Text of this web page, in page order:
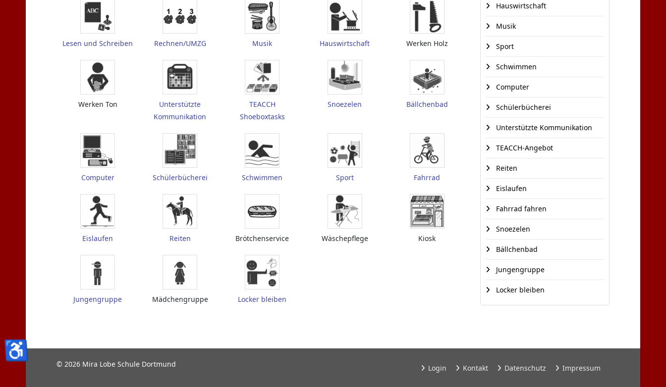
Lesen und Schreiben Rechnen/UMZG Musik Hauswirtschaft Werken Holz
Werken Ton
Unterstützte
Kommunikation
TEACCH
Shoeboxtasks
Snoezelen Bällchenbad
Computer Schülerbücherei Schwimmen Sport Fahrrad
Eislaufen Reiten Brötchenservice Wäschepflege Kiosk
Jungengruppe Mädchengruppe Locker bleiben
Hauswirtschaft
Musik
Sport
Schwimmen
Computer
Schülerbücherei
Unterstützte Kommunikation
TEACCH-Angebot
Reiten
Eislaufen
Fahrrad fahren
Snoezelen
Bällchenbad
Jungengruppe
Locker bleiben
© 2026 Mira Lobe Schule Dortmund Login Kontakt Datenschutz Impressum